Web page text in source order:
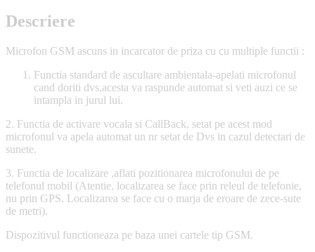
Descriere
Microfon GSM ascuns in incarcator de priza cu cu multiple functii :
Functia standard de ascultare ambientala-apelati microfonul
cand doriti dvs,acesta va raspunde automat si veti auzi ce se
intampla in jurul lui.
2. Functia de activare vocala si CallBack, setat pe acest mod
microfonul va apela automat un nr setat de Dvs in cazul detectari de
sunete.
3. Functia de localizare ,aflati pozitionarea microfonului de pe
telefonul mobil (Atentie, localizarea se face prin releul de telefonie,
nu prin GPS. Localizarea se face cu o marja de eroare de zece-sute
de metri).
Dispozitivul functioneaza pe baza unei cartele tip GSM.